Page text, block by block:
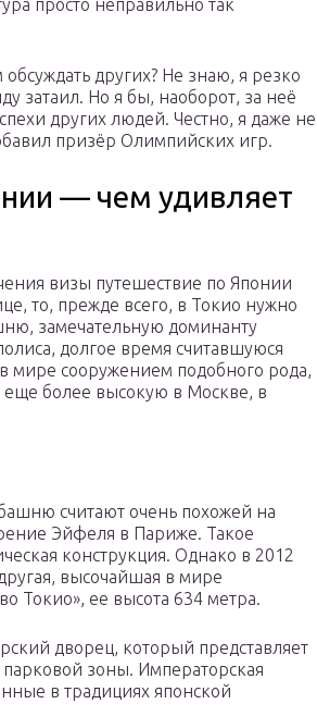
просто неправильно так
других? Не знаю, я резко
затаил. Но я бы, наоборот, за неё
других людей. Честно, я даже не
призёр Олимпийских игр.
— чем удивляет
визы путешествие по Японии
то, прежде всего, в Токио нужно
замечательную доминанту
долгое время считавшуюся
мире сооружением подобного рода,
еще более высокую в Москве, в
считают очень похожей на
Эйфеля в Париже. Такое
конструкция. Однако в 2012
высочайшая в мире
Токио», ее высота 634 метра.
дворец, который представляет
зоны. Императорская
в традициях японской